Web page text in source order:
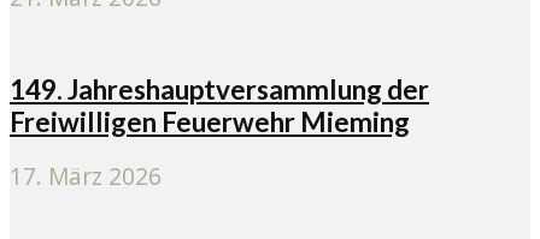
149. Jahreshauptversammlung der
Freiwilligen Feuerwehr Mieming
17. März 2026